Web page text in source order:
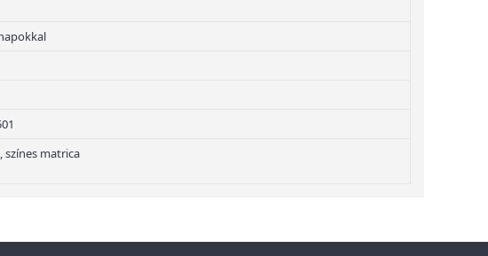
színes matrica